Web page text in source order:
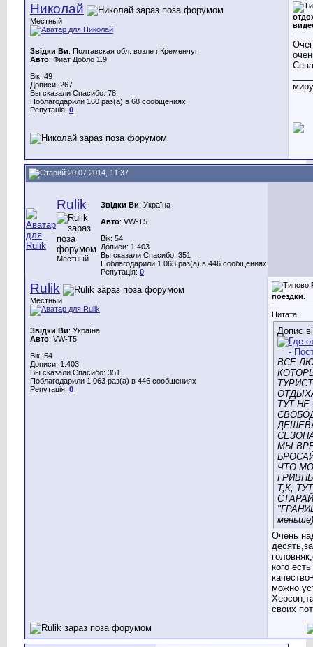
Николай
Местный
Звідки Ви: Полтавская обл. возле г.Кременчуг
Авто: Фиат Добло 1.9
Вік: 49
Дописи: 267
Вы сказали Спасибо: 78
Поблагодарили 160 раз(а) в 68 сообщениях
Репутація: 0
20.07.2014, 11:37
Rulik
Местный
Звідки Ви: Україна
Авто: VW-Т5
Вік: 54
Дописи: 1.403
Вы сказали Спасибо: 351
Поблагодарили 1.063 раз(а) в 446 сообщениях
Репутація: 0
Rulik
Местный
Звідки Ви: Україна
Авто: VW-Т5
Вік: 54
Дописи: 1.403
Вы сказали Спасибо: 351
Поблагодарили 1.063 раз(а) в 446 сообщениях
Репутація: 0
поездки.
Цитата:
Допис
ВСЕ
ТУТ
МЫ
ЧТО
Т,К,
Очень
кого
можно
своих